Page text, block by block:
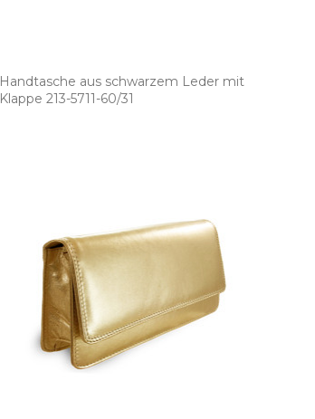
Handtasche aus schwarzem Leder mit
Klappe 213­-5711­-60/31